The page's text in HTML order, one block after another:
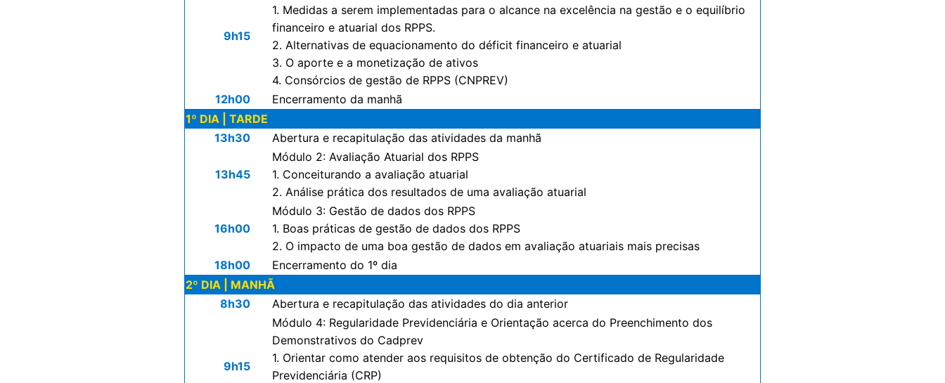
9h15
1. Medidas a serem implementadas para o alcance na excelência na gestão e o equilíbrio
financeiro e atuarial dos RPPS.
2. Alternativas de equacionamento do déficit financeiro e atuarial
3. O aporte e a monetização de ativos
4. Consórcios de gestão de RPPS (CNPREV)
12h00
Encerramento da manhã
1º DIA | TARDE
13h30
Abertura e recapitulação das atividades da manhã
13h45
Módulo 2: Avaliação Atuarial dos RPPS
1. Conceiturando a avaliação atuarial
2. Análise prática dos resultados de uma avaliação atuarial
16h00
Módulo 3: Gestão de dados dos RPPS
1. Boas práticas de gestão de dados dos RPPS
2. O impacto de uma boa gestão de dados em avaliação atuariais mais precisas
18h00
Encerramento do 1º dia
2º DIA | MANHÃ
8h30
Abertura e recapitulação das atividades do dia anterior
9h15
Módulo 4: Regularidade Previdenciária e Orientação acerca do Preenchimento dos
Demonstrativos do Cadprev
1. Orientar como atender aos requisitos de obtenção do Certificado de Regularidade
Previdenciária (CRP)